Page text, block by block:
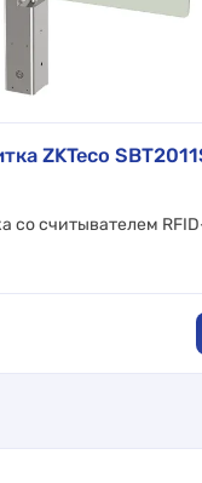
ZKTeco
со считывателем